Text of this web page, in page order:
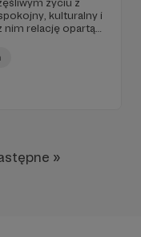
kulturalny i
nim relację opartą
»